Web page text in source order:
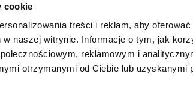
cookie
treści i reklam, aby oferować
w naszej witrynie. Informacje o tym, jak
reklamowym i
otrzymanymi od Ciebie lub uzyskanymi
Biała, Polska
Promocje
Kontakt